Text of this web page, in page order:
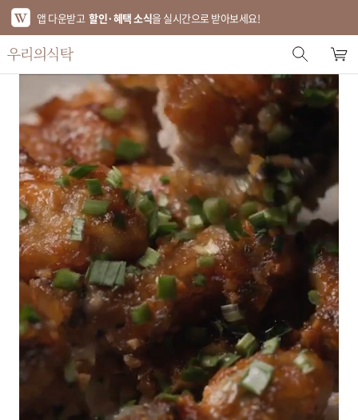
앱 다운받고 할인·혜택 소식을 실시간으로 받아보세요!
스토어 홈
에디터 추천
한정특가
베스트
신상품
기획전
브랜드
푸드
리빙
가전